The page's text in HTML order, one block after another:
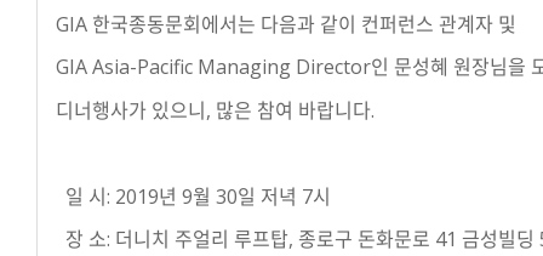
GIA 한국종동문회에서는 다음과 같이 컨퍼런스 관계자 및
GIA Asia-Pacific Managing Director인 문성혜 원장님을
디너행사가 있으니, 많은 참여 바랍니다.
일 시: 2019년 9월 30일 저녁 7시
장 소: 더니치 주얼리 루프탑, 종로구 돈화문로 41 금성빌딩